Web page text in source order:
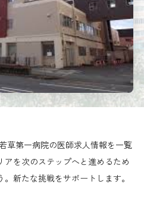
草第一病院の医師求人情報を一覧
アを次のステップへと進めるため
新たな挑戦をサポートします。